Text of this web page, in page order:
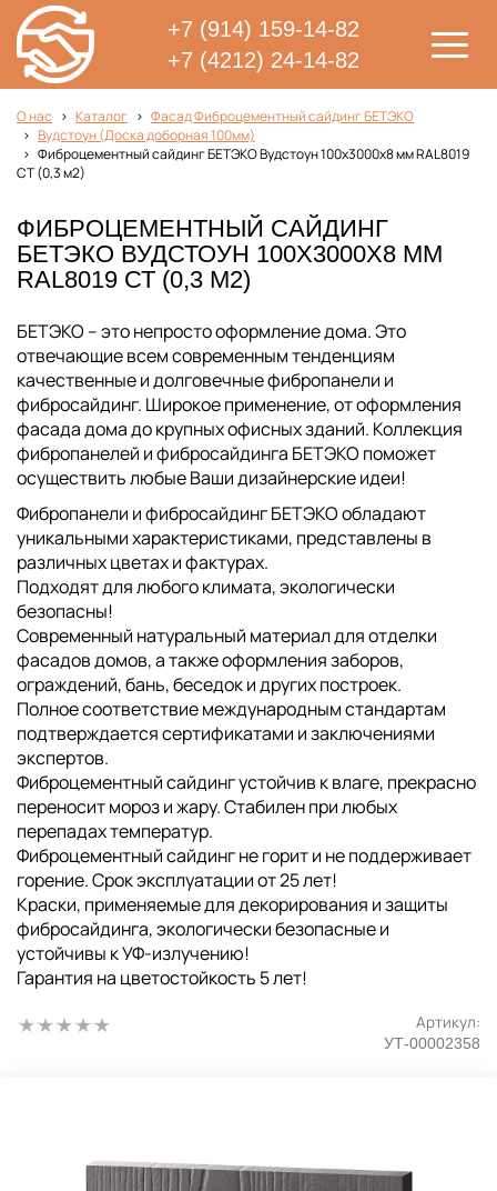
+7 (914) 159-14-82
+7 (4212) 24-14-82
О нас Каталог
Фасад Фиброцементный сайдинг БЕТЭКО
Вудстоун (Доска доборная 100мм)
Фиброцементный сайдинг БЕТЭКО Вудстоун 100х3000х8 мм RAL8019
СТ (0,3 м2)
ФИБРОЦЕМЕНТНЫЙ САЙДИНГ
БЕТЭКО ВУДСТОУН 100Х3000Х8 ММ
RAL8019 СТ (0,3 М2)
БЕТЭКО – это непросто оформление дома. Это
отвечающие всем современным тенденциям
качественные и долговечные фибропанели и
фибросайдинг. Широкое применение, от оформления
фасада дома до крупных офисных зданий. Коллекция
фибропанелей и фибросайдинга БЕТЭКО поможет
осуществить любые Ваши дизайнерские идеи!
Фибропанели и фибросайдинг БЕТЭКО обладают
уникальными характеристиками, представлены в
различных цветах и фактурах.
Подходят для любого климата, экологически
безопасны!
Современный натуральный материал для отделки
фасадов домов, а также оформления заборов,
ограждений, бань, беседок и других построек.
Полное соответствие международным стандартам
подтверждается сертификатами и заключениями
экспертов.
Фиброцементный сайдинг устойчив к влаге, прекрасно
переносит мороз и жару. Стабилен при любых
перепадах температур.
Фиброцементный сайдинг не горит и не поддерживает
горение. Срок эксплуатации от 25 лет!
Краски, применяемые для декорирования и защиты
фибросайдинга, экологически безопасные и
устойчивы к УФ-излучению!
Гарантия на цветостойкость 5 лет!
Артикул:
УТ-00002358